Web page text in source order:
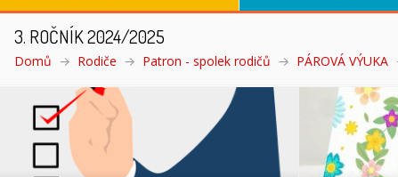
3. ROČNÍK 2024/2025
Domů Rodiče Patron - spolek rodičů PÁROVÁ VÝUKA